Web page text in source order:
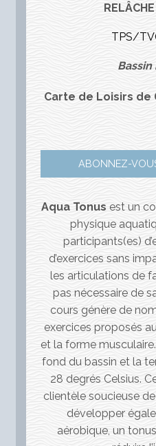
TPS/
Carte de Loisirs de
ABONNEZ-
Aqua Tonus est un
physique
participants(es)
d’exercices sans
les articulations de
pas nécessaire de
cours génère de
exercices proposés
et la forme
fond du bassin et la
28 degrés Celsius.
clientèle soucieuse
développer
aérobique, un